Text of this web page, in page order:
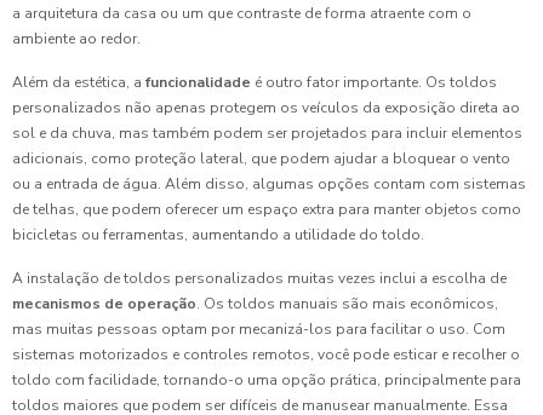
a arquitetura da casa ou um que contraste de forma atraente com o
ambiente ao redor.
Além da estética, a funcionalidade é outro fator importante. Os toldos
personalizados não apenas protegem os veículos da exposição direta ao
sol e da chuva, mas também podem ser projetados para incluir elementos
adicionais, como proteção lateral, que podem ajudar a bloquear o vento
ou a entrada de água. Além disso, algumas opções contam com sistemas
de telhas, que podem oferecer um espaço extra para manter objetos como
bicicletas ou ferramentas, aumentando a utilidade do toldo.
A instalação de toldos personalizados muitas vezes inclui a escolha de
mecanismos de operação. Os toldos manuais são mais econômicos,
mas muitas pessoas optam por mecanizá-los para facilitar o uso. Com
sistemas motorizados e controles remotos, você pode esticar e recolher o
toldo com facilidade, tornando-o uma opção prática, principalmente para
toldos maiores que podem ser difíceis de manusear manualmente. Essa